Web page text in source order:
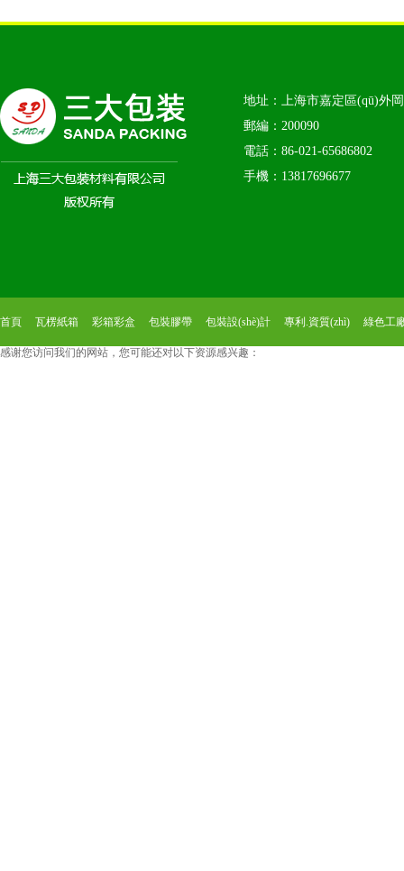
地址：上海市嘉定區(qū)外
郵編：200090
電話：86-021-65686802
手機：13817696677
首頁 瓦楞紙箱 彩箱彩盒 包裝膠帶 包裝設(shè)計 專利.資質(zhì) 綠色工
感谢您访问我们的网站，您可能还对以下资源感兴趣：